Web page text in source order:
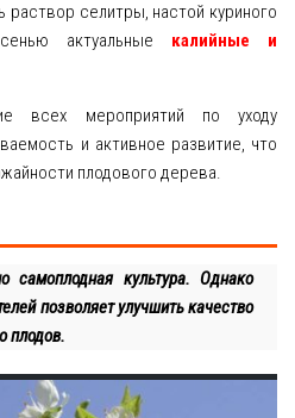
селитры, настой куриного
актуальные калийные и
всех мероприятий по уходу
и активное развитие, что
плодового дерева.
самоплодная культура. Однако
позволяет улучшить качество
плодов.